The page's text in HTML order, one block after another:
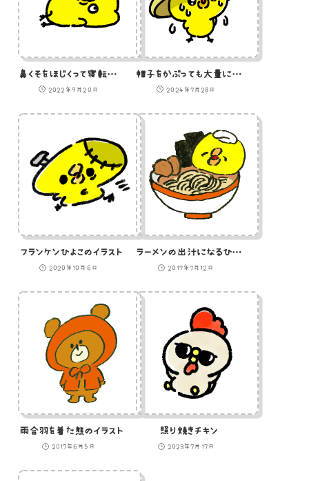
鼻くそをほじくって寝転がるひよこのイラスト
2022年9月20日
帽子をかぶっても大量に汗をかいているひよこ
2024年7月28日
フランケンひよこのイラスト
2020年10月6日
ラーメンの出汁になるひよこのイラスト
2017年7月12日
雨合羽を着た熊のイラスト
2017年6月5日
照り焼きチキン
2023年7月17日